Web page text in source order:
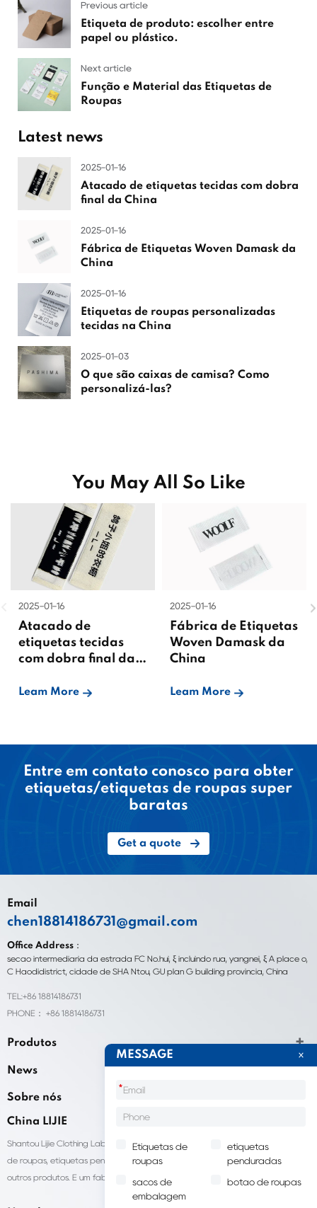
Previous article
Etiqueta de produto: escolher entre
papel ou plástico.
Next article
Função e Material das Etiquetas de
Roupas
Latest news
2025-01-16
Atacado de etiquetas tecidas com dobra
final da China
2025-01-16
Fábrica de Etiquetas Woven Damask da
China
2025-01-16
Etiquetas de roupas personalizadas
tecidas na China
2025-01-03
O que são caixas de camisa? Como
personalizá-las?
You May All So Like
2025-01-16
Atacado de
etiquetas tecidas
com dobra final da
Leam More
2025-01-16
Fábrica de Etiquetas
Woven Damask da
China
Leam More
Entre em contato conosco para obter
etiquetas/etiquetas de roupas super
baratas
Get a quote
Email
chen18814186731@gmail.com
Office Address：
seção intermediária da estrada FC No.hui, ξ incluindo rua, yangnei, ξ A place o,
C Haodidistrict, cidade de SHA Ntou, GU plan G building província, China
TEL:+86 18814186731
PHONE： +86 18814186731
Produtos
News
Sobre nós
China LIJIE
Shantou Lijie Clothing Labels fornece serviços personalizados para etiquetas
de roupas, etiquetas penduradas, sacolas para embalagens de roupas e
outros produtos. É um fabricante líder de acessórios de vestuário na China.
MESSAGE
*
Etiquetas de
roupas
etiquetas
penduradas
sacos de
embalagem
botão de roupas